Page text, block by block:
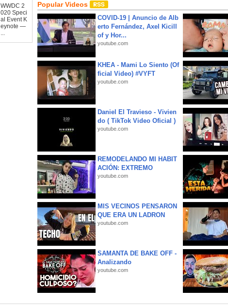
WWDC 2
020 Speci
al Event K
eynote —
...
Popular Videos
COVID-19 | Anuncio de Alb
erto Fernández, Axel Kicill
of y Hor...
youtube.com
KHEA - Mami Lo Siento (Of
ficial Video) #VYFT
youtube.com
Daniel El Travieso - Vivien
do ( TikTok Video Oficial )
youtube.com
REMODELANDO MI HABIT
ACIÓN: EXTREMO
youtube.com
MIS VECINOS PENSARON
QUE ERA UN LADRON
youtube.com
SAMANTA DE BAKE OFF -
Analizando
youtube.com